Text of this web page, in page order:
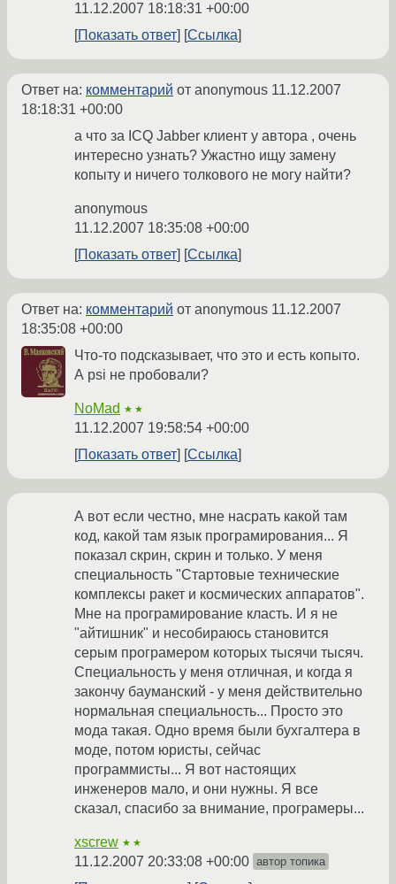
11.12.2007 18:18:31 +00:00
Показать ответ
Ссылка
Ответ на: комментарий от anonymous 11.12.2007
18:18:31 +00:00
а что за ICQ Jabber клиент у автора , очень
интересно узнать? Ужастно ищу замену
копыту и ничего толкового не могу найти?
anonymous
11.12.2007 18:35:08 +00:00
Показать ответ
Ссылка
Ответ на: комментарий от anonymous 11.12.2007
18:35:08 +00:00
Что-то подсказывает, что это и есть копыто.
А psi не пробовали?
NoMad ★★
11.12.2007 19:58:54 +00:00
Показать ответ
Ссылка
А вот если честно, мне насрать какой там
код, какой там язык програмирования... Я
показал скрин, скрин и только. У меня
специальность "Стартовые технические
комплексы ракет и космических аппаратов".
Мне на програмирование класть. И я не
"айтишник" и несобираюсь становится
серым програмером которых тысячи тысяч.
Специальность у меня отличная, и когда я
закончу бауманский - у меня действительно
нормальная специальность... Просто это
мода такая. Одно время были бухгалтера в
моде, потом юристы, сейчас
программисты... Я вот настоящих
инженеров мало, и они нужны. Я все
сказал, спасибо за внимание, програмеры...
xscrew ★★
11.12.2007 20:33:08 +00:00 автор топика